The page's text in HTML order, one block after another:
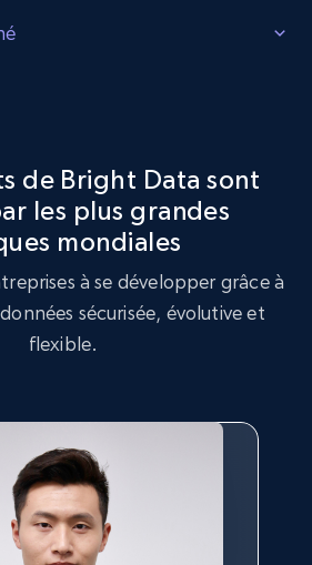
maintenant
de Bright Data sont
les plus grandes
mondiales
à se développer grâce à
sécurisée, évolutive et
flexible.